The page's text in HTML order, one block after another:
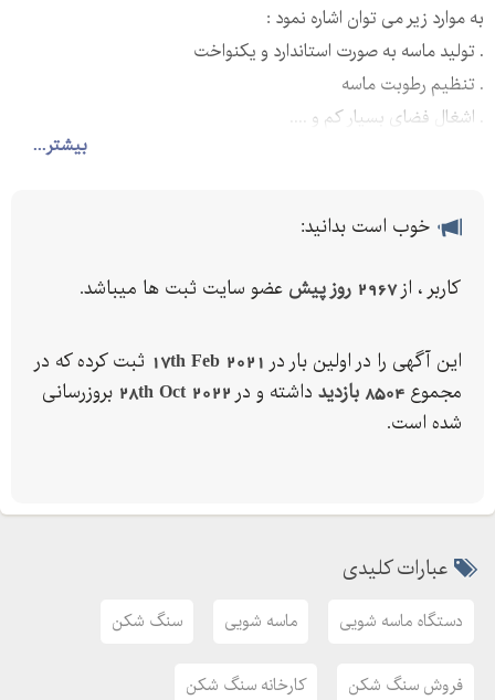
بیشتر...
به موارد زیر می توان اشاره نمود :
. تولید ماسه به صورت استاندارد و یکنواخت
. تنظیم رطوبت ماسه
. اشغال فضای بسیار کم و ....
برای خرید و کسب اطلاعات بیشتر تماس حاصل فرمایید . بهترین و با
ارائه خواهیم داد .
خوب است بدانید:
کاربر ، از2967 روز پیش عضو سایت ثبت ها میباشد.
این آگهی را در اولین بار در 17th Feb 2021 ثبت کرده که در
مجموع 8504 بازدید داشته و در 28th Oct 2022 بروزرسانی
شده است.
عبارات کلیدی
دستگاه ماسه شویی ماسه شویی سنگ شکن
فروش سنگ شکن کارخانه سنگ شکن